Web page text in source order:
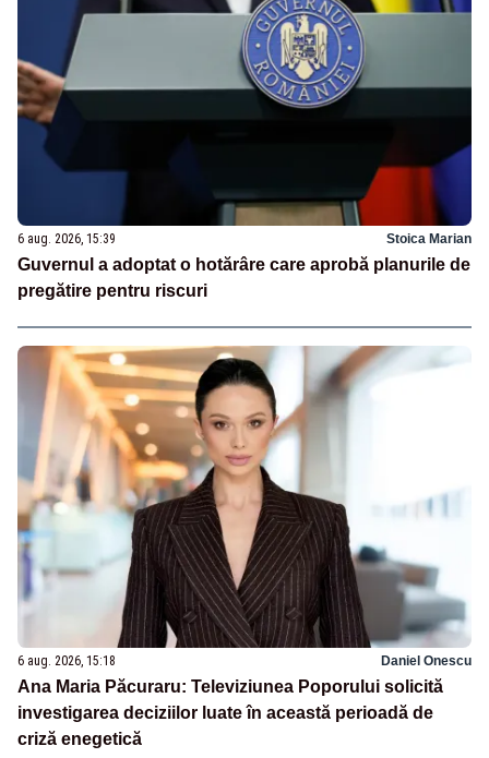
6 aug. 2026, 15:39 Stoica Marian
Guvernul a adoptat o hotărâre care aprobă planurile de
pregătire pentru riscuri
6 aug. 2026, 15:18 Daniel Onescu
Ana Maria Păcuraru: Televiziunea Poporului solicită
investigarea deciziilor luate în această perioadă de
criză enegetică